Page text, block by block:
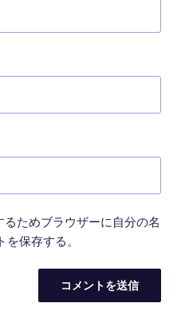
ためブラウザーに自分の名
保存する。